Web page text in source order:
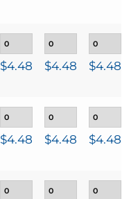
$4.48 $4.48 $4.48
$4.48 $4.48 $4.48